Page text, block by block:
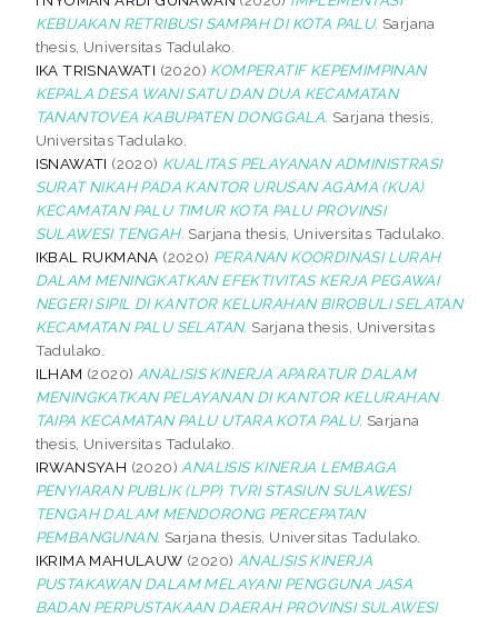
KEBIJAKAN RETRIBUSI SAMPAH DI KOTA PALU. Sarjana
thesis, Universitas Tadulako.
IKA TRISNAWATI (2020) KOMPERATIF KEPEMIMPINAN
KEPALA DESA WANI SATU DAN DUA KECAMATAN
TANANTOVEA KABUPATEN DONGGALA. Sarjana thesis,
Universitas Tadulako.
ISNAWATI (2020) KUALITAS PELAYANAN ADMINISTRASI
SURAT NIKAH PADA KANTOR URUSAN AGAMA (KUA)
KECAMATAN PALU TIMUR KOTA PALU PROVINSI
SULAWESI TENGAH. Sarjana thesis, Universitas Tadulako.
IKBAL RUKMANA (2020) PERANAN KOORDINASI LURAH
DALAM MENINGKATKAN EFEKTIVITAS KERJA PEGAWAI
NEGERI SIPIL DI KANTOR KELURAHAN BIROBULI SELATAN
KECAMATAN PALU SELATAN. Sarjana thesis, Universitas
Tadulako.
ILHAM (2020) ANALISIS KINERJA APARATUR DALAM
MENINGKATKAN PELAYANAN DI KANTOR KELURAHAN
TAIPA KECAMATAN PALU UTARA KOTA PALU. Sarjana
thesis, Universitas Tadulako.
IRWANSYAH (2020) ANALISIS KINERJA LEMBAGA
PENYIARAN PUBLIK (LPP) TVRI STASIUN SULAWESI
TENGAH DALAM MENDORONG PERCEPATAN
PEMBANGUNAN. Sarjana thesis, Universitas Tadulako.
IKRIMA MAHULAUW (2020) ANALISIS KINERJA
PUSTAKAWAN DALAM MELAYANI PENGGUNA JASA
BADAN PERPUSTAKAAN DAERAH PROVINSI SULAWESI